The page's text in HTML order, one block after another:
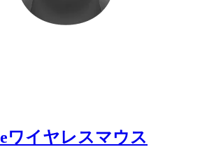
ワイヤレスマウス